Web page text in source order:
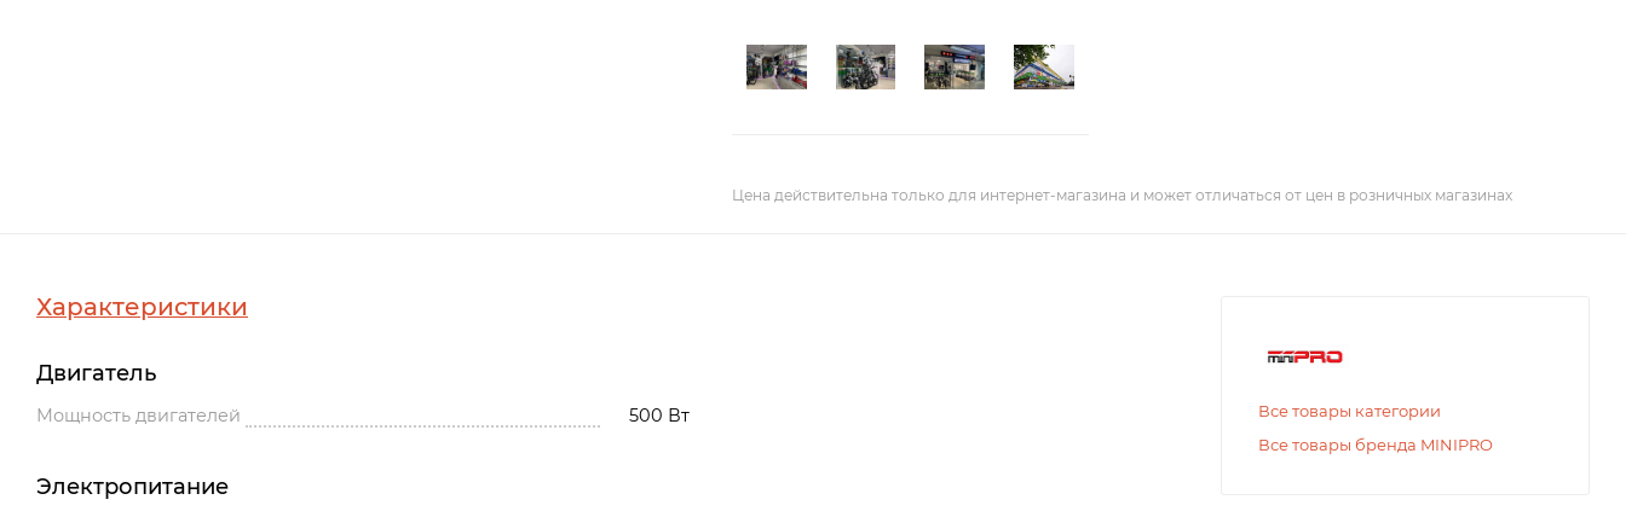
Цена действительна только для интернет-магазина и может отличаться от цен в розничных магазинах
Характеристики
Двигатель
Мощность двигателей 500 Вт
Электропитание
Все товары категории
Все товары бренда MINIPRO